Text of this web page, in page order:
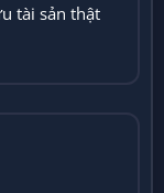
tài sản thật